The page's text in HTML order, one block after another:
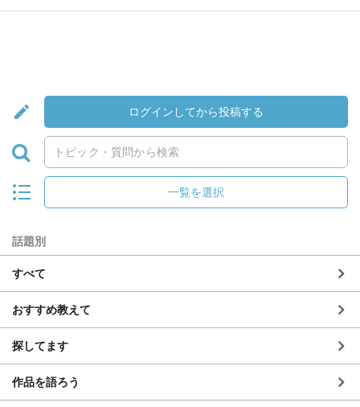
ログインしてから投稿する
一覧を選択
話題別
すべて
おすすめ教えて
探してます
作品を語ろう